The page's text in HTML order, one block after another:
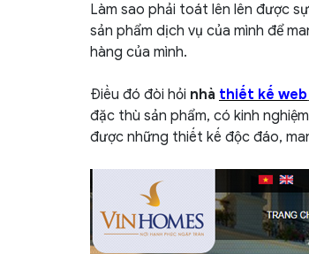
11.1.Đặt banner quảng
11.2.Giới thiệu qua email:
11.4.Tỉ giá: lấy nguồn từ
11.5. Thăm dò thị hiếu:
11.6. Thống kê truy cập:
Làm sao phải toát lên lên được
sản phẩm dịch vụ của mình để
hàng của mình.
Điều đó đòi hỏi nhà thiết kế web
đặc thù sản phẩm, có kinh
được những thiết kế độc đáo,